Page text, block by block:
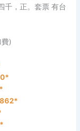
千，正。套票 有台
)